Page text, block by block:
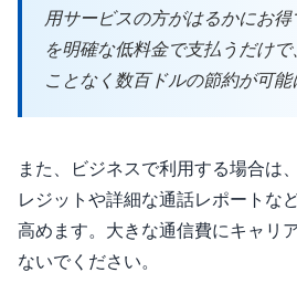
用サービスの方がはるかにお
を明確な低料金で支払うだけ
ことなく数百ドルの節約が可能
また、ビジネスで利用する場合は
レジットや詳細な通話レポートな
高めます。大きな通信費にキャリ
ないでください。